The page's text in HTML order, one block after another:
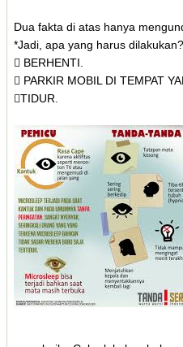
Dua fakta di atas hanya
*Jadi, apa yang harus
 BERHENTI.
 PARKIR MOBIL DI TEMPAT
TIDUR.